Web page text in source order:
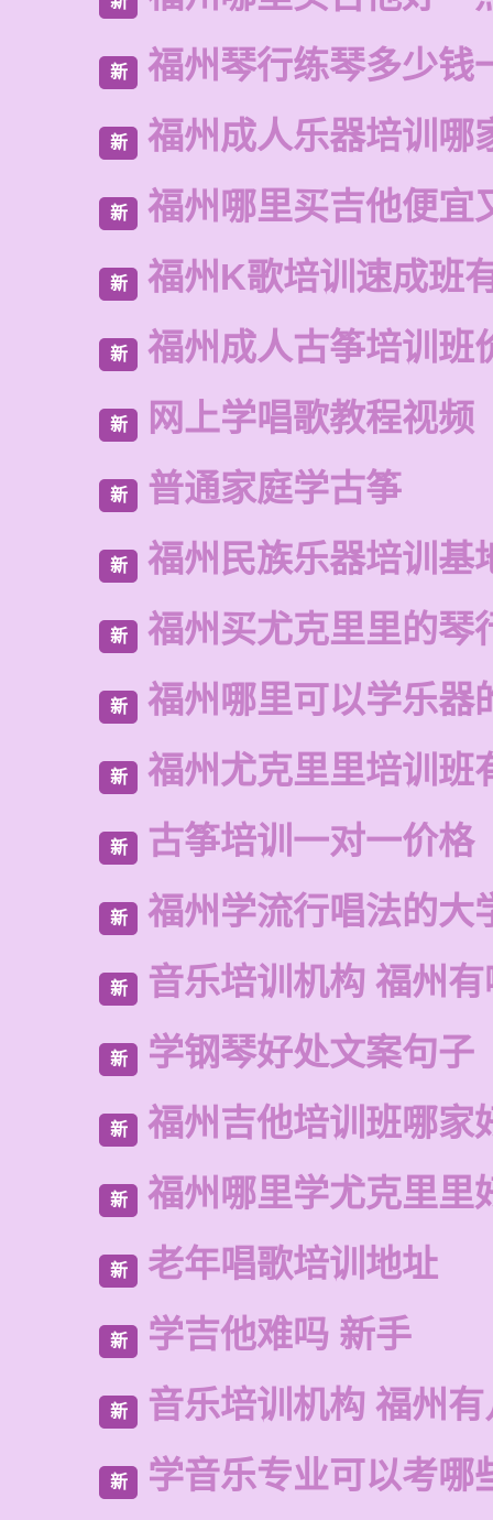
新 福州琴行练琴多少钱
新 福州成人乐器培训哪
新 福州哪里买吉他便宜
新 福州K歌培训速成班
新 福州成人古筝培训班
新 网上学唱歌教程视频
新 普通家庭学古筝
新 福州民族乐器培训基
新 福州买尤克里里的琴
新 福州哪里可以学乐器
新 福州尤克里里培训班
新 古筝培训一对一价格
新 福州学流行唱法的大
新 音乐培训机构 福州
新 学钢琴好处文案句子
新 福州吉他培训班哪家
新 福州哪里学尤克里里
新 老年唱歌培训地址
新 学吉他难吗 新手
新 音乐培训机构 福州
新 学音乐专业可以考哪